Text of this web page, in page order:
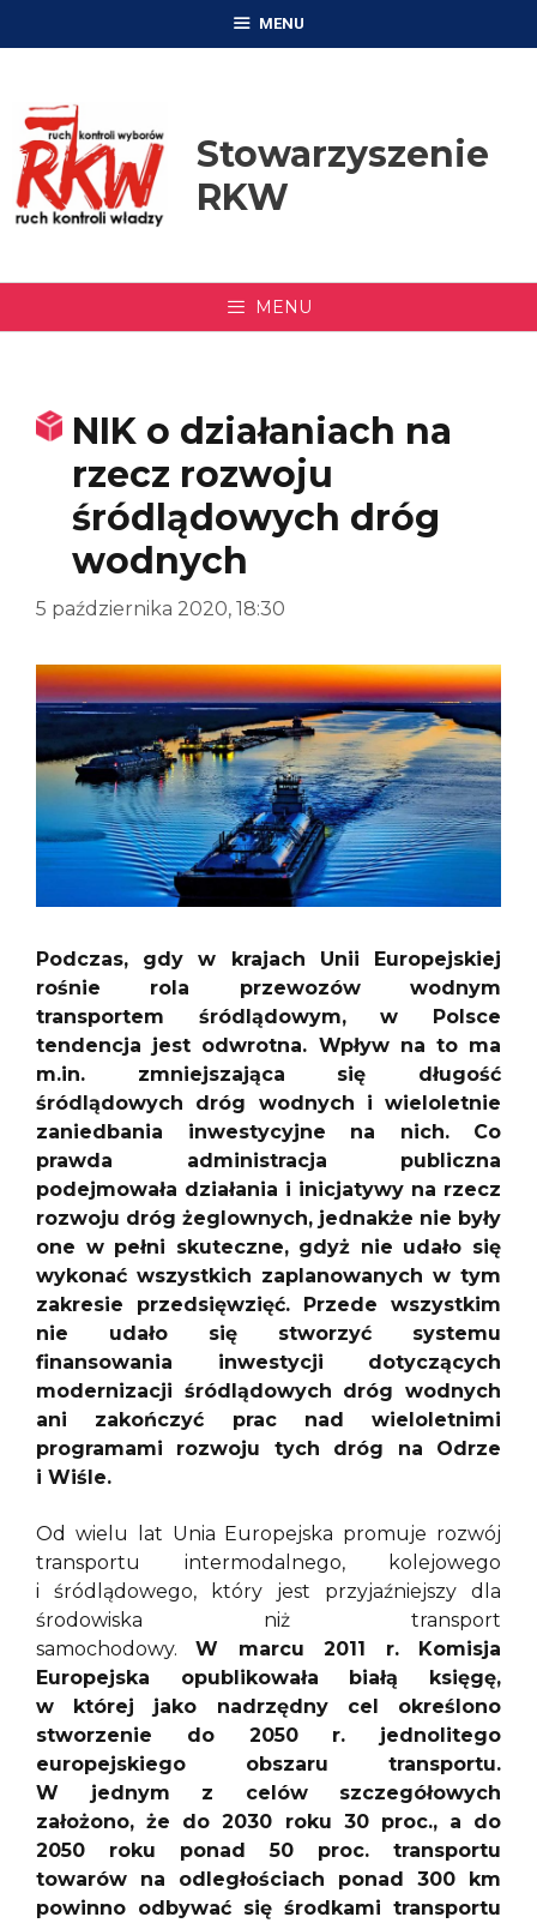
MENU
Stowarzyszenie
RKW
MENU
NIK o działaniach na
rzecz rozwoju
śródlądowych dróg
wodnych
5 października 2020, 18:30
Podczas, gdy w krajach Unii Europejskiej
rośnie rola przewozów wodnym
transportem śródlądowym, w Polsce
tendencja jest odwrotna. Wpływ na to ma
m.in. zmniejszająca się długość
śródlądowych dróg wodnych i wieloletnie
zaniedbania inwestycyjne na nich. Co
prawda administracja publiczna
podejmowała działania i inicjatywy na rzecz
rozwoju dróg żeglownych, jednakże nie były
one w pełni skuteczne, gdyż nie udało się
wykonać wszystkich zaplanowanych w tym
zakresie przedsięwzięć. Przede wszystkim
nie udało się stworzyć systemu
finansowania inwestycji dotyczących
modernizacji śródlądowych dróg wodnych
ani zakończyć prac nad wieloletnimi
programami rozwoju tych dróg na Odrze
i Wiśle.
Od wielu lat Unia Europejska promuje rozwój
transportu intermodalnego, kolejowego
i śródlądowego, który jest przyjaźniejszy dla
środowiska niż transport
samochodowy.W marcu 2011 r. Komisja
Europejska opublikowała białą księgę,
w której jako nadrzędny cel określono
stworzenie do 2050 r. jednolitego
europejskiego obszaru transportu.
W jednym z celów szczegółowych
założono, że do 2030 roku 30 proc., a do
2050 roku ponad 50 proc. transportu
towarów na odległościach ponad 300 km
powinno odbywać się środkami transportu